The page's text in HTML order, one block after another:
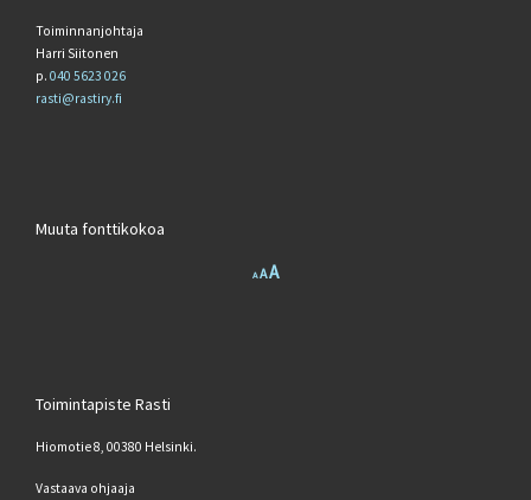
Toiminnanjohtaja
Harri Siitonen
p. 040 5623 026
rasti@rastiry.fi
Muuta fonttikokoa
A Decrease font size.
AReset font size.
AIncrease font size.
Toimintapiste Rasti
Hiomotie 8, 00380 Helsinki.
Vastaava ohjaaja